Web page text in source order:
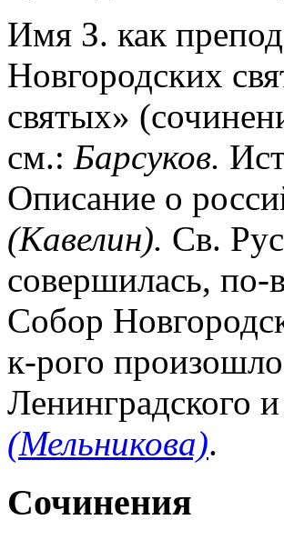
Имя З. как
Новгородских
святых»
см.: Барсуков.
Описание о
(Кавелин). Св.
совершилась,
Собор
к-рого
Ленинградского
(Мельникова).
Сочинения